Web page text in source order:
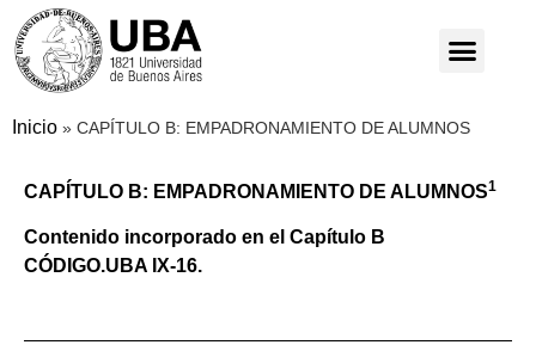
Inicio » CAPÍTULO B: EMPADRONAMIENTO DE ALUMNOS
CAPÍTULO B: EMPADRONAMIENTO DE ALUMNOS1
Contenido incorporado en el Capítulo B
CÓDIGO.UBA IX-16.